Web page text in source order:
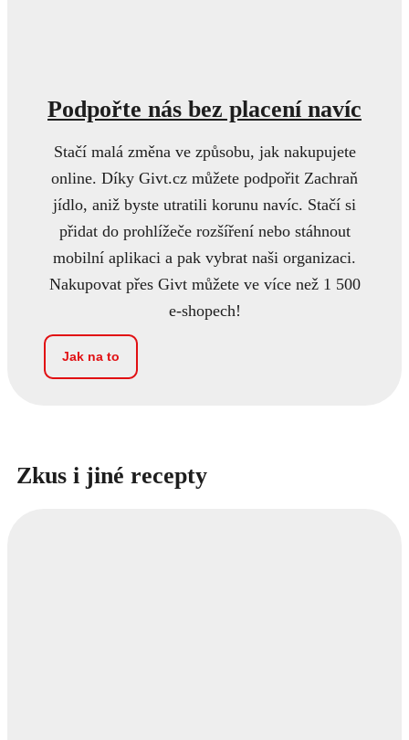
Podpořte nás bez placení navíc
Stačí malá změna ve způsobu, jak nakupujete
online. Díky Givt.cz můžete podpořit Zachraň
jídlo, aniž byste utratili korunu navíc. Stačí si
přidat do prohlížeče rozšíření nebo stáhnout
mobilní aplikaci a pak vybrat naši organizaci.
Nakupovat přes Givt můžete ve více než 1 500
e-shopech!
Jak na to
Zkus i jiné recepty